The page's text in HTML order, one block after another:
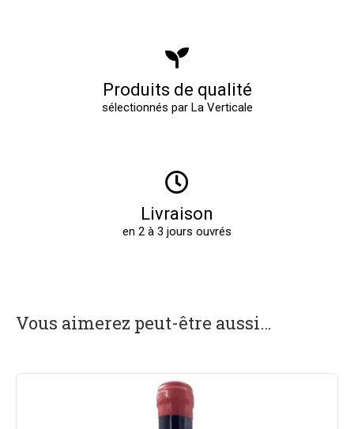
Produits de qualité
sélectionnés par La Verticale
Livraison
en 2 à 3 jours ouvrés
Vous aimerez peut-être aussi…